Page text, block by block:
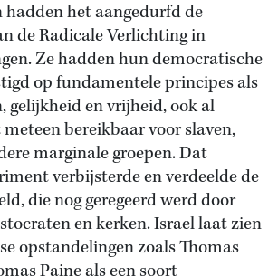
het aangedurfd de
de Radicale Verlichting in
Ze hadden hun democratische
op fundamentele principes als
gelijkheid en vrijheid, ook al
bereikbaar voor slaven,
marginale groepen. Dat
verbijsterde en verdeelde de
die nog geregeerd werd door
en kerken. Israel laat zien
opstandelingen zoals Thomas